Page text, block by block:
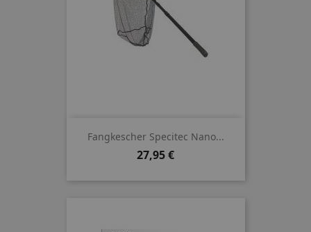
Fangkescher Specitec Nano...
Preis
27,95 €